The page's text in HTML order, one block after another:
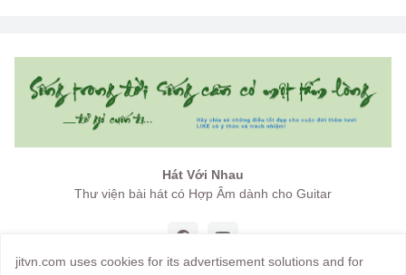
Hát Với Nhau
Thư viện bài hát có Hợp Âm dành cho Guitar
jitvn.com uses cookies for its advertisement solutions and for